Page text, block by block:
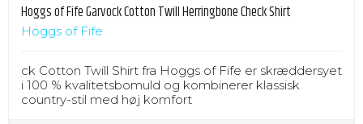
Hoggs of Fife Garvock Cotton Twill Herringbone Check Shirt
Hoggs of Fife
ck Cotton Twill Shirt fra Hoggs of Fife er skræddersyet
i 100 % kvalitetsbomuld og kombinerer klassisk
country-stil med høj komfort